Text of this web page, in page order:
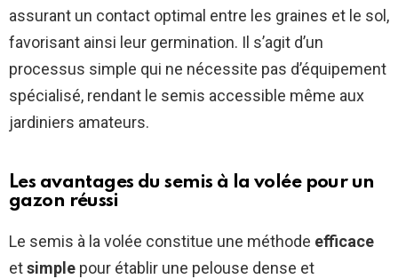
assurant un contact optimal entre les graines et le sol,
favorisant ainsi leur germination. Il s’agit d’un
processus simple qui ne nécessite pas d’équipement
spécialisé, rendant le semis accessible même aux
jardiniers amateurs.
Les avantages du semis à la volée pour un
gazon réussi
Le semis à la volée constitue une méthode efficace
etsimple pour établir une pelouse dense et